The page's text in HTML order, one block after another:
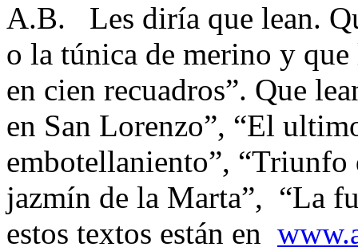
A.B. Les diría que lean.
o la túnica de merino y
en cien recuadros”. Que
en San Lorenzo”, “El
embotellaniento”, “Triunfo
jazmín de la Marta”, “La
estos textos están en